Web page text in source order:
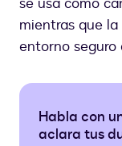
mientras que
entorno seguro
Habla con
aclara tus